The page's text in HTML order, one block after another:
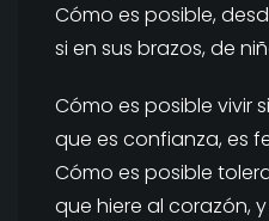
Cómo es posible,
si en sus brazos, de
Cómo es posible vivir
que es confianza, es
Cómo es posible
que hiere al corazón,